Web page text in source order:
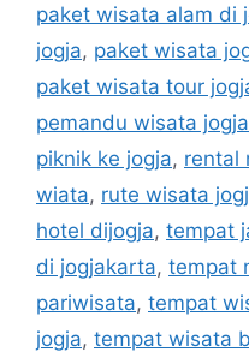
paket wisata alam di
jogja, paket wisata
paket wisata tour
pemandu wisata jogja
piknik ke jogja, rental
wiata, rute wisata
hotel dijogja, tempat
di jogjakarta, tempat
pariwisata, tempat
jogja, tempat wisata